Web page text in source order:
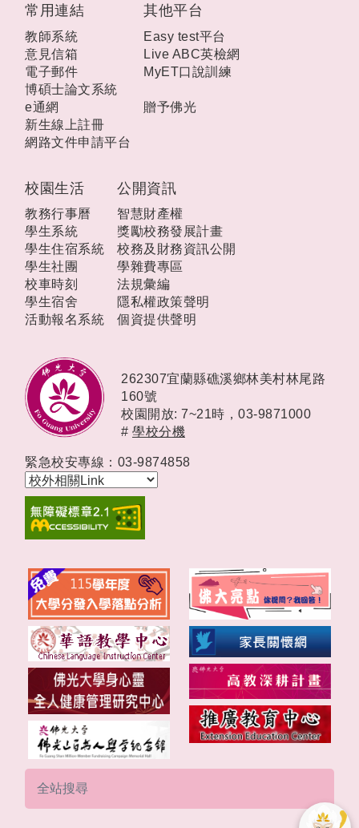
校園生活
教務行事曆
學生系統
學生住宿系統
學生社團
校車時刻
學生宿舍
活動報名系統
公開資訊
智慧財產權
獎勵校務發展計畫
校務及財務資訊公開
學雜費專區
法規彙編
隱私權政策聲明
個資提供聲明
常用連結
教師系統
意見信箱
電子郵件
博碩士論文系統
e通網
新生線上註冊
網路文件申請平台
其他平台
Easy test平台
Live ABC英檢網
MyET口說訓練
贈予佛光
262307宜蘭縣礁溪鄉林美村林尾路
160號
校園開放: 7~21時， 03-9871000
# 學校分機
緊急校安專線：03-9874858